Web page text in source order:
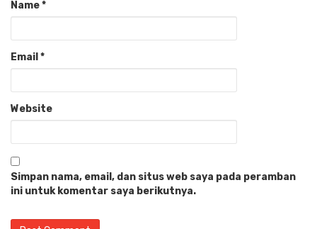
Name*
Email *
Website
Simpan nama, email, dan situs web saya pada peramban
ini untuk komentar saya berikutnya.